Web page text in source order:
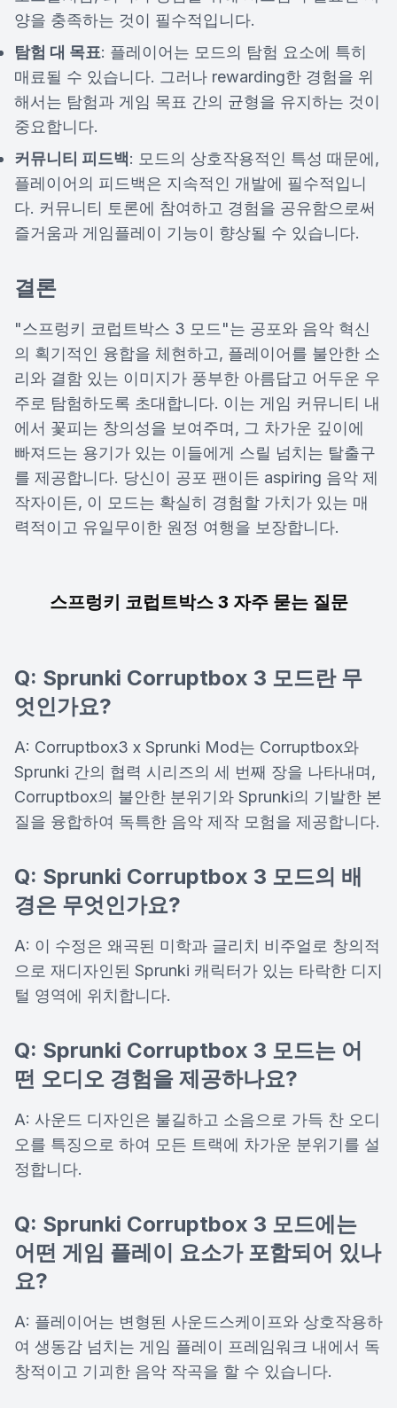
양을 충족하는 것이 필수적입니다.
탐험 대 목표: 플레이어는 모드의 탐험 요소에 특히
매료될 수 있습니다. 그러나 rewarding한 경험을 위
해서는 탐험과 게임 목표 간의 균형을 유지하는 것이
중요합니다.
커뮤니티 피드백: 모드의 상호작용적인 특성 때문에,
플레이어의 피드백은 지속적인 개발에 필수적입니
다. 커뮤니티 토론에 참여하고 경험을 공유함으로써
즐거움과 게임플레이 기능이 향상될 수 있습니다.
결론
"스프렁키 코럽트박스 3 모드"는 공포와 음악 혁신
의 획기적인 융합을 체현하고, 플레이어를 불안한 소
리와 결함 있는 이미지가 풍부한 아름답고 어두운 우
주로 탐험하도록 초대합니다. 이는 게임 커뮤니티 내
에서 꽃피는 창의성을 보여주며, 그 차가운 깊이에
빠져드는 용기가 있는 이들에게 스릴 넘치는 탈출구
를 제공합니다. 당신이 공포 팬이든 aspiring 음악 제
작자이든, 이 모드는 확실히 경험할 가치가 있는 매
력적이고 유일무이한 원정 여행을 보장합니다.
스프렁키 코럽트박스 3 자주 묻는 질문
Q: Sprunki Corruptbox 3 모드란 무
엇인가요?
A: Corruptbox3 x Sprunki Mod는 Corruptbox와
Sprunki 간의 협력 시리즈의 세 번째 장을 나타내며,
Corruptbox의 불안한 분위기와 Sprunki의 기발한 본
질을 융합하여 독특한 음악 제작 모험을 제공합니다.
Q: Sprunki Corruptbox 3 모드의 배
경은 무엇인가요?
A: 이 수정은 왜곡된 미학과 글리치 비주얼로 창의적
으로 재디자인된 Sprunki 캐릭터가 있는 타락한 디지
털 영역에 위치합니다.
Q: Sprunki Corruptbox 3 모드는 어
떤 오디오 경험을 제공하나요?
A: 사운드 디자인은 불길하고 소음으로 가득 찬 오디
오를 특징으로 하여 모든 트랙에 차가운 분위기를 설
정합니다.
Q: Sprunki Corruptbox 3 모드에는
어떤 게임 플레이 요소가 포함되어 있나
요?
A: 플레이어는 변형된 사운드스케이프와 상호작용하
여 생동감 넘치는 게임 플레이 프레임워크 내에서 독
창적이고 기괴한 음악 작곡을 할 수 있습니다.